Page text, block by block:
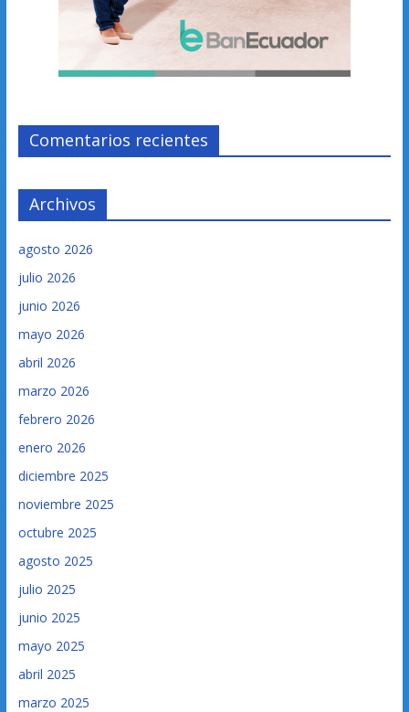
Comentarios recientes
Archivos
agosto 2026
julio 2026
junio 2026
mayo 2026
abril 2026
marzo 2026
febrero 2026
enero 2026
diciembre 2025
noviembre 2025
octubre 2025
agosto 2025
julio 2025
junio 2025
mayo 2025
abril 2025
marzo 2025